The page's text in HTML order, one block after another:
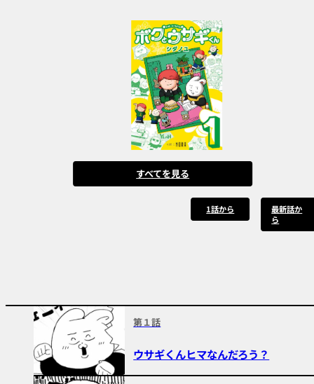
すべてを見る
1話から 最新話か
ら
第１話
ウサギくんヒマなんだろう？